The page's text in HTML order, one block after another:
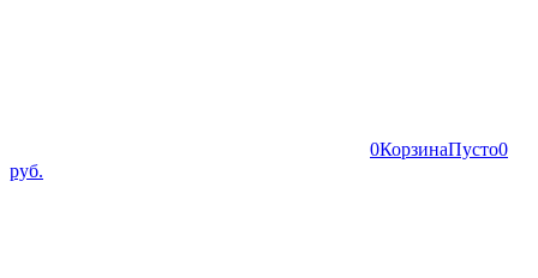
0КорзинаПусто0
руб.